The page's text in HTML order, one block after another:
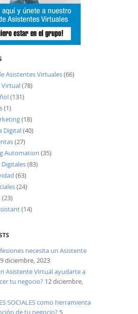
Asistentes Virtuales(66)
Virtual(78)
(131)
(1)
(18)
Digital(40)
(27)
Automation (35)
(83)
(63)
(24)
(23)
(14)
necesita un Asistente
diciembre, 2023
Asistente Virtual ayudarte a
tu negocio? 12 diciembre,
SOCIALES como herramienta
de tu negocio? 5